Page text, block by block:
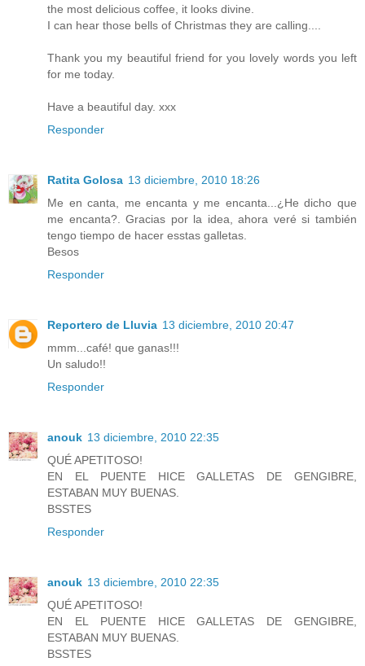
the most delicious coffee, it looks divine.
I can hear those bells of Christmas they are calling....
Thank you my beautiful friend for you lovely words you left
for me today.
Have a beautiful day. xxx
Responder
Ratita Golosa 13 diciembre, 2010 18:26
Me en canta, me encanta y me encanta...¿He dicho que
me encanta?. Gracias por la idea, ahora veré si también
tengo tiempo de hacer esstas galletas.
Besos
Responder
Reportero de Lluvia 13 diciembre, 2010 20:47
mmm...café! que ganas!!!
Un saludo!!
Responder
anouk 13 diciembre, 2010 22:35
QUÉ APETITOSO!
EN EL PUENTE HICE GALLETAS DE GENGIBRE,
ESTABAN MUY BUENAS.
BSSTES
Responder
anouk 13 diciembre, 2010 22:35
QUÉ APETITOSO!
EN EL PUENTE HICE GALLETAS DE GENGIBRE,
ESTABAN MUY BUENAS.
BSSTES